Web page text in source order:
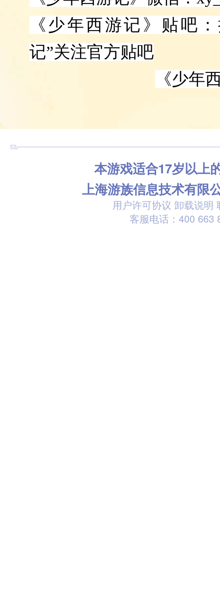
《少年西游记》贴吧
记”关注官方贴吧
《少年
本游戏适合17岁以上
上海游族信息技术有限
用户许可协议 卸载说明
客服电话：400 663